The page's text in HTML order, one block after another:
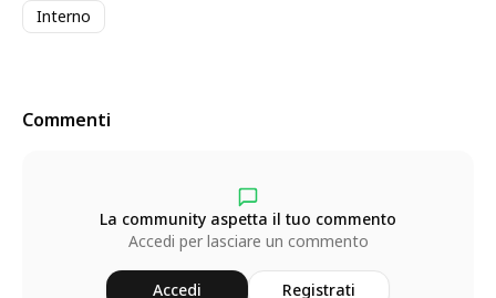
Interno
Commenti
La community aspetta il tuo commento
Accedi per lasciare un commento
Accedi Registrati